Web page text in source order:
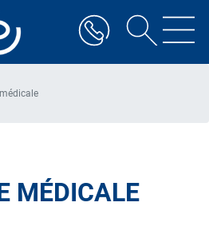
MÉDICALE